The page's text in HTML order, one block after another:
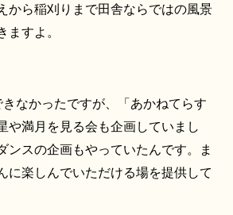
から稲刈りまで田舎ならではの風景
ますよ。
なかったですが、「あかねてらす
や満月を見る会も企画していまし
ンスの企画もやっていたんです。ま
に楽しんでいただける場を提供して